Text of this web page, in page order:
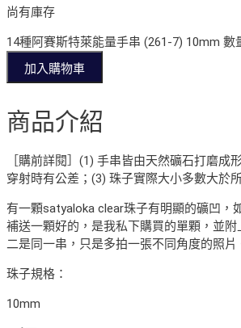
尚有庫存
14種阿賽斯特萊能量手串 (261-7) 10mm 數
加入購物車
商品介紹
［購前詳閱］(1) 手串皆由天然礦石打磨
穿射時有公差；(3) 珠子實際大小多數大於
有一顆satyaloka clear珠子有明顯的礦凹，
補送一顆好的，是我私下購買的單顆，並
二是同一串，只是多拍一張不同角度的照片
珠子規格：
10mm